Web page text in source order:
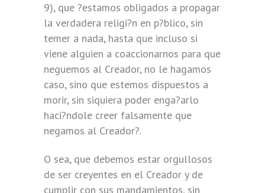
9), que ?estamos obligados a propagar
la verdadera religi?n en p?blico, sin
temer a nada, hasta que incluso si
viene alguien a coaccionarnos para que
neguemos al Creador, no le hagamos
caso, sino que estemos dispuestos a
morir, sin siquiera poder enga?arlo
haci?ndole creer falsamente que
negamos al Creador?.
O sea, que debemos estar orgullosos
de ser creyentes en el Creador y de
cumplir con sus mandamientos, sin